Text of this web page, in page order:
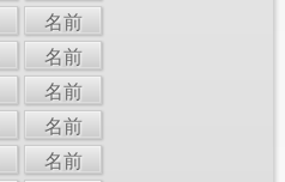
名前
名前
名前
名前
名前